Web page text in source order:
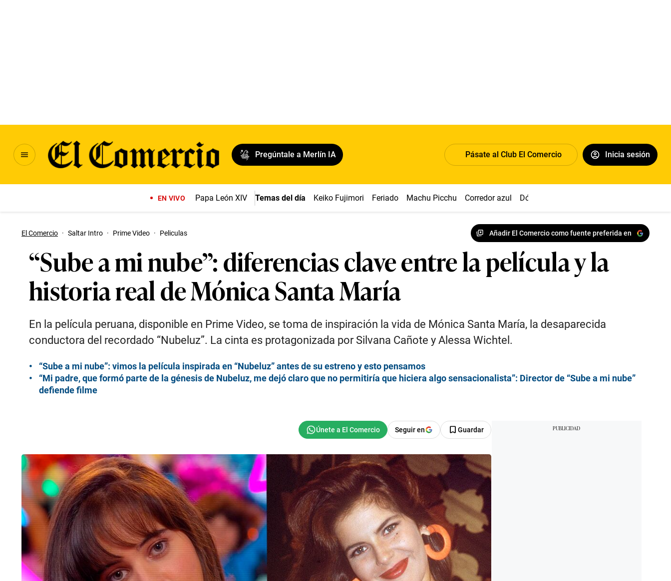
Pregúntale a Merlín IA Pásate al Club El Comercio Inicia sesión
EN VIVO Papa León XIV Temas del día Keiko Fujimori Feriado Machu Picchu Corredor azul Dólar
El Comercio · Saltar Intro · Prime Video · Peliculas Añadir El Comercio como fuente preferida en
“Sube a mi nube”: diferencias clave entre la película y la
historia real de Mónica Santa María
En la película peruana, disponible en Prime Video, se toma de inspiración la vida de Mónica Santa María, la desaparecida
conductora del recordado “Nubeluz”. La cinta es protagonizada por Silvana Cañote y Alessa Wichtel.
“Sube a mi nube”: vimos la película inspirada en “Nubeluz” antes de su estreno y esto pensamos
“Mi padre, que formó parte de la génesis de Nubeluz, me dejó claro que no permitiría que hiciera algo sensacionalista”: Director de “Sube a mi nube”
defiende filme
Seguir en Guardar